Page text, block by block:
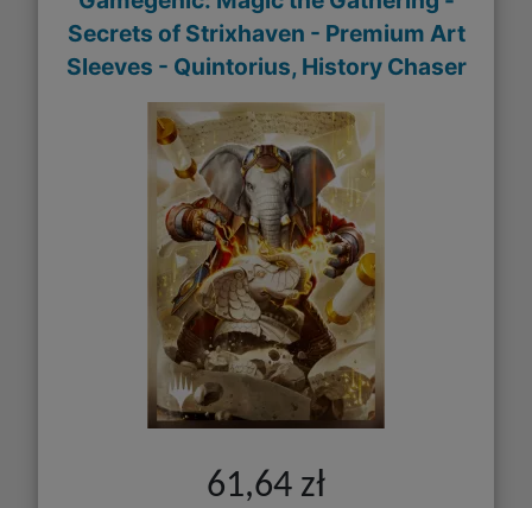
Secrets of Strixhaven - Premium Art
Sleeves - Quintorius, History Chaser
61,64 zł